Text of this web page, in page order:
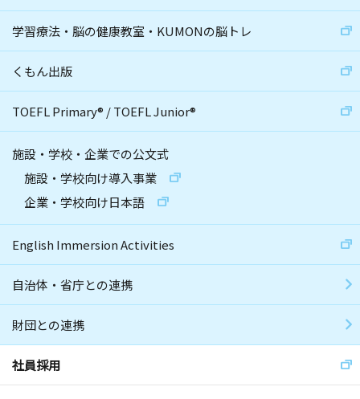
学習療法・脳の健康教室・KUMONの脳トレ
くもん出版
TOEFL Primary® /TOEFL Junior®
施設・学校・企業での公文式
施設・学校向け導入事業
企業・学校向け日本語
English Immersion Activities
自治体・省庁との連携
財団との連携
社員採用